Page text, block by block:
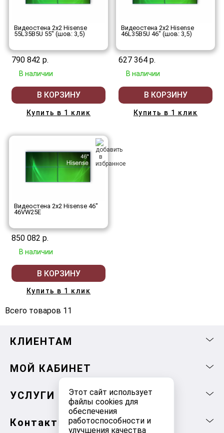
Этот сайт использует
файлы cookies для
обеспечения
работоспособности и
улучшения качества
Видеостена 2x2 Hisense
55L35B5U 55" (шов: 3,5)
790 842 р.
В наличии
В КОРЗИНУ
Купить в 1 клик
Видеостена 2x2 Hisense
46L35B5U 46" (шов: 3,5)
627 364 р.
В наличии
В КОРЗИНУ
Купить в 1 клик
Видеостена 2x2 Hisense 46"
46VW25E
850 082 р.
В наличии
В КОРЗИНУ
Купить в 1 клик
Всего товаров 11
КЛИЕНТАМ
МОЙ КАБИНЕТ
УСЛУГИ
Контакты